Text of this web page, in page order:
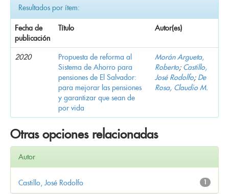
Resultados por ítem:
Fecha de
publicación
Título Autor(es)
2020
Propuesta de reforma al
Sistema de Ahorro para
pensiones de El Salvador:
para mejorar las pensiones
y garantizar que sean de
por vida
Morán Argueta,
Roberto; Castillo,
José Rodolfo; De
Rosa, Claudio M.
Otras opciones relacionadas
Autor
1
Castillo, José Rodolfo